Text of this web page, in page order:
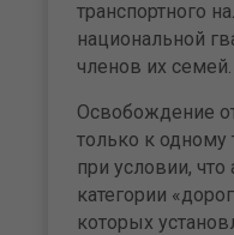
транспортного
национальной
членов их семей.
Освобождение
только к одному
при условии,
категории
которых